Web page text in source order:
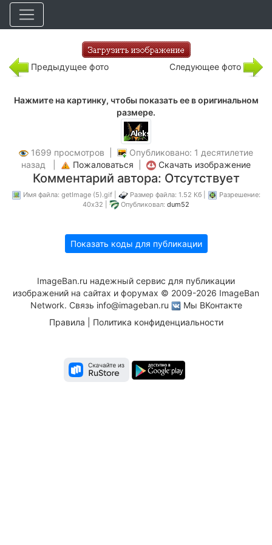
Предыдущее фото Следующее фото
Нажмите на картинку, чтобы показать ее в оригинальном
размере.
1699 просмотров |
Опубликовано: 1 десятилетие
назад |
Пожаловаться Скачать изображение
Комментарий автора: Отсутствует
Имя файла: getImage (5).gif | Размер файла: 1.52 Кб |
Разрешение:
40x32 |
Опубликовал: dum52
Показать коды для публикации
ImageBan.ru надежный сервис для публикации
изображений на сайтах и форумах © 2009-2026 ImageBan
Network. Связь info@imageban.ru
Мы ВКонтакте
Правила
Политика конфиденциальности